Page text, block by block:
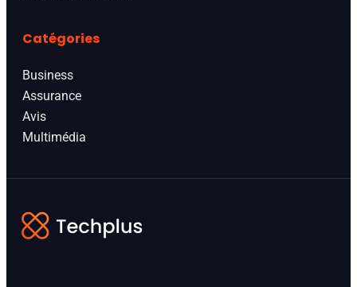
Catégories
Business
Assurance
Avis
Multimédia